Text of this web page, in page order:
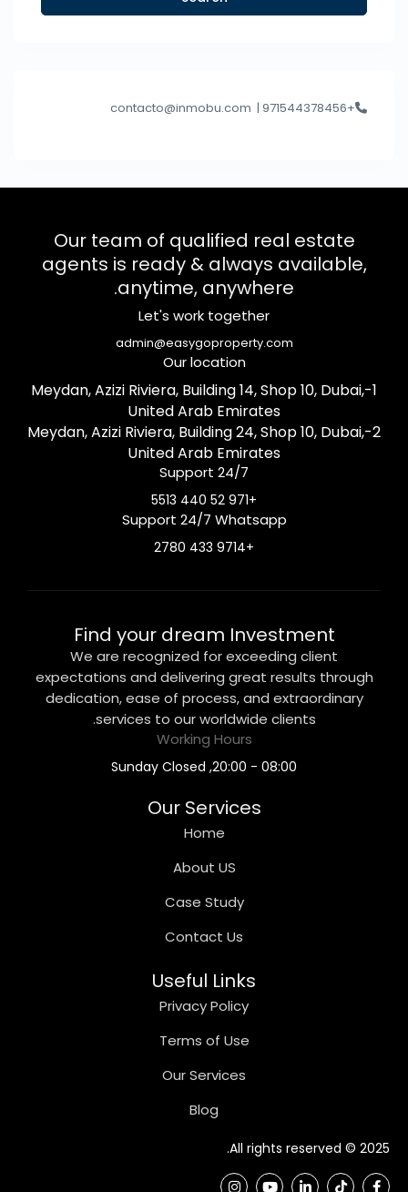
+971544378456 |
Our team of qualified real estate
agents is ready & always available,
anytime, anywhere.
Let's work together
admin@easygoproperty.com
Our location
1-Meydan, Azizi Riviera, Building 14, Shop 10, Dubai,
United Arab Emirates
2-Meydan, Azizi Riviera, Building 24, Shop 10, Dubai,
United Arab Emirates
Support 24/7
+971 52 440 5513
Support 24/7 Whatsapp
+9714 433 2780
Find your dream Investment
We are recognized for exceeding client
expectations and delivering great results through
dedication, ease of process, and extraordinary
services to our worldwide clients.
Working Hours
08:00 - 20:00, Sunday Closed
Our Services
Home
About US
Case Study
Contact Us
Useful Links
Privacy Policy
Terms of Use
Our Services
Blog
2025 © All rights reserved.